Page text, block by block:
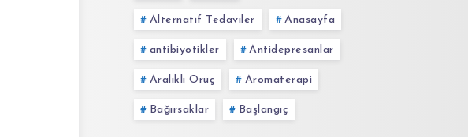
Alternatif Tedaviler Anasayfa
antibiyotikler Antidepresanlar
Aralıklı Oruç Aromaterapi
Bağırsaklar Başlangıç